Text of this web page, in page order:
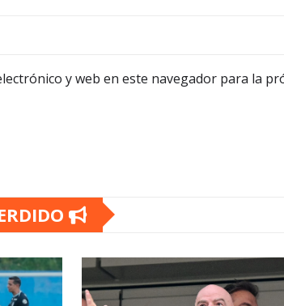
y web en este navegador para la